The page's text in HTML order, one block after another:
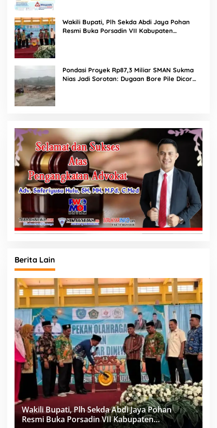
Wakili Bupati, Plh Sekda Abdi Jaya Pohan
Resmi Buka Porsadin VII Kabupaten
Pondasi Proyek Rp87,3 Miliar SMAN Sukma
Nias Jadi Sorotan: Dugaan Bore Pile Dicor
Berita Lain
Wakili Bupati, Plh Sekda Abdi Jaya Pohan
Resmi Buka Porsadin VII Kabupaten